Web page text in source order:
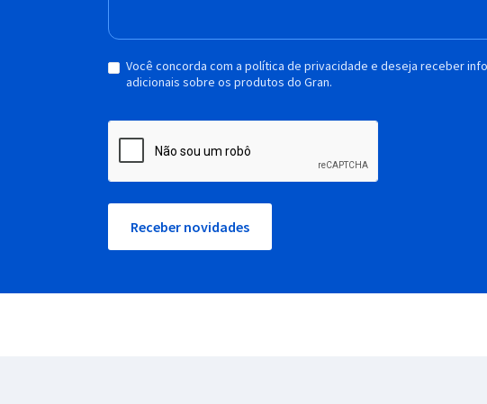
Você concorda com a política de privacidade e deseja receber
adicionais sobre os produtos do Gran.
Receber novidades